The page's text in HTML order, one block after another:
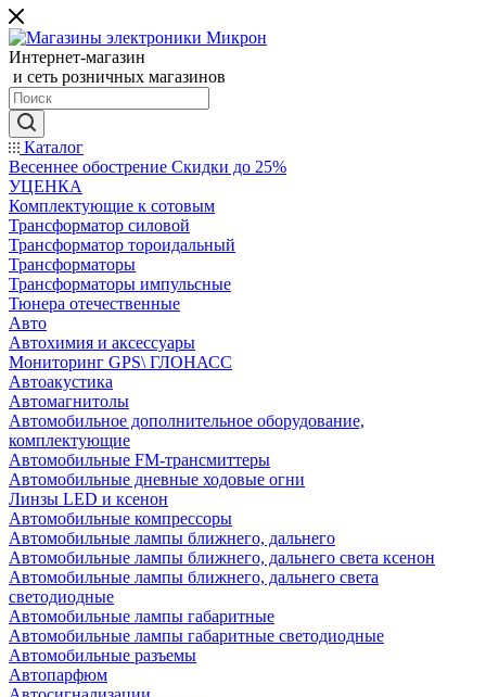
Интернет-магазин
и сеть розничных магазинов
Каталог
Весеннее обострение Скидки до 25%
УЦЕНКА
Комплектующие к сотовым
Трансформатор силовой
Трансформатор тороидальный
Трансформаторы
Трансформаторы импульсные
Тюнера отечественные
Авто
Автохимия и аксессуары
Мониторинг GPS\ ГЛОНАСС
Автоакустика
Автомагнитолы
Автомобильное дополнительное оборудование,
комплектующие
Автомобильные FM-трансмиттеры
Автомобильные дневные ходовые огни
Линзы LED и ксенон
Автомобильные компрессоры
Автомобильные лампы ближнего, дальнего
Автомобильные лампы ближнего, дальнего света ксенон
Автомобильные лампы ближнего, дальнего света
светодиодные
Автомобильные лампы габаритные
Автомобильные лампы габаритные светодиодные
Автомобильные разъемы
Автопарфюм